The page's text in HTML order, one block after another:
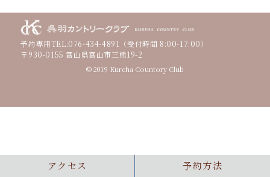
予約専用TEL:076-434-4891 （受付時間 8:00-17:00）
〒930-0155 富山県富山市三熊19-2
© 2019 Kureha Countory Club
アクセス 予約方法